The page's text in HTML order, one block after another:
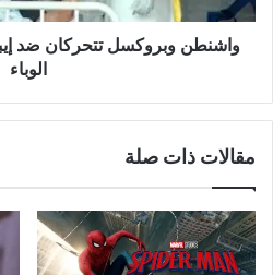
تمدد
الوباء
واشنطن وبروكسل تتحركان ضد
الوباء
مقالات ذات صلة